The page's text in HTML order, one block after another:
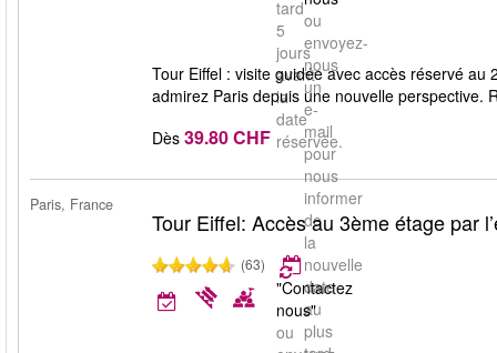
tard
5
jours
avant
la
date
réservée.
ou
envoyez-
nous
un
e-
mail
pour
nous
informer
de
la
nouvelle
date
au
plus
Tour Eiffel : visite guidée avec accès réservé
admirez Paris depuis une nouvelle perspective.
Dès 39.80 CHF
Paris, France
Tour Eiffel: Accès au 3ème étage par
(63)
"Contactez
nous"
ou